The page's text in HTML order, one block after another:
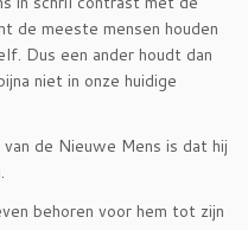
de meeste mensen houden
Dus een ander houdt dan
niet in onze huidige
de Nieuwe Mens is dat hij
behoren voor hem tot zijn